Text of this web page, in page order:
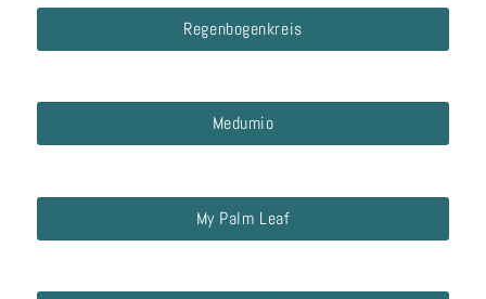
Regenbogenkreis
Medumio
My Palm Leaf